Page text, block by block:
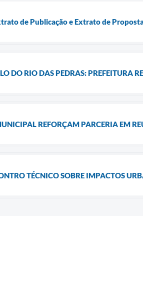
de Publicação e Extrato de
DO RIO DAS PEDRAS: PREFEITURA
REFORÇAM PARCERIA EM
TÉCNICO SOBRE IMPACTOS